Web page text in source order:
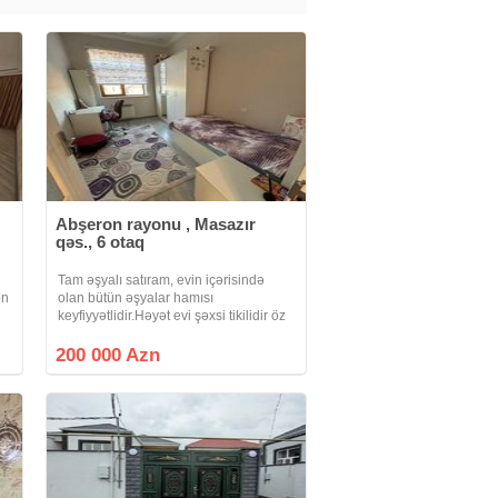
Abşeron rayonu , Masazır
qəs., 6 otaq
Tam əşyalı satıram, evin içərisində
olan bütün əşyalar hamısı
keyfiyyətlidir.Həyət evi şəxsi tikilidir öz
almamışam, alan şəxs istəyə uyğun
200 000 Azn